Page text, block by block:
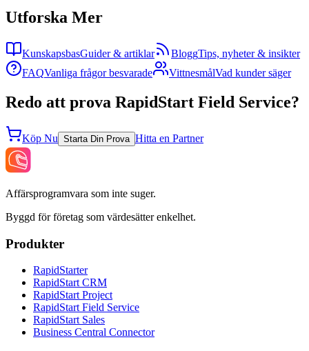
Utforska Mer
KunskapsbasGuider & artiklar BloggTips, nyheter & insikter
FAQVanliga frågor besvarade VittnesmålVad kunder säger
Redo att prova RapidStart Field Service?
Köp Nu Starta Din Prova Hitta en Partner
Affärsprogramvara som inte suger.
Byggd för företag som värdesätter enkelhet.
Produkter
RapidStarter
RapidStart CRM
RapidStart Project
RapidStart Field Service
RapidStart Sales
Business Central Connector